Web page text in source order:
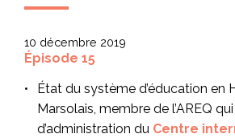
10 décembre 2019
Épisode 15
État du système d’éducation en
Marsolais, membre de l’AREQ
d’administration du Centre